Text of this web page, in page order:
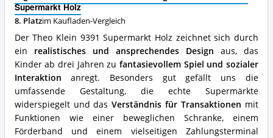
Supermarkt Holz
8. Platzim Kaufladen-Vergleich
Der Theo Klein 9391 Supermarkt Holz zeichnet sich durch
ein realistisches und ansprechendes Design aus, das
Kinder ab drei Jahren zu fantasievollem Spiel und sozialer
Interaktion anregt. Besonders gut gefällt uns die
umfassende Gestaltung, die echte Supermärkte
widerspiegelt und dasVerständnis für Transaktionen mit
Funktionen wie einer beweglichen Schranke, einem
Förderband und einem vielseitigen Zahlungsterminal
Was
spricht
für
diesen
Kaufladen?